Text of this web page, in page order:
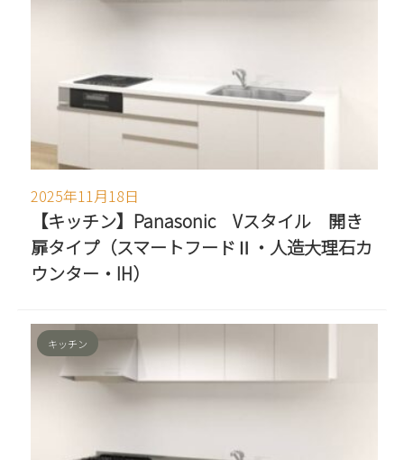
2025年11月18日
【キッチン】Panasonic Vスタイル 開き
扉タイプ（スマートフードⅡ・人造大理石カ
ウンター・IH）
キッチン